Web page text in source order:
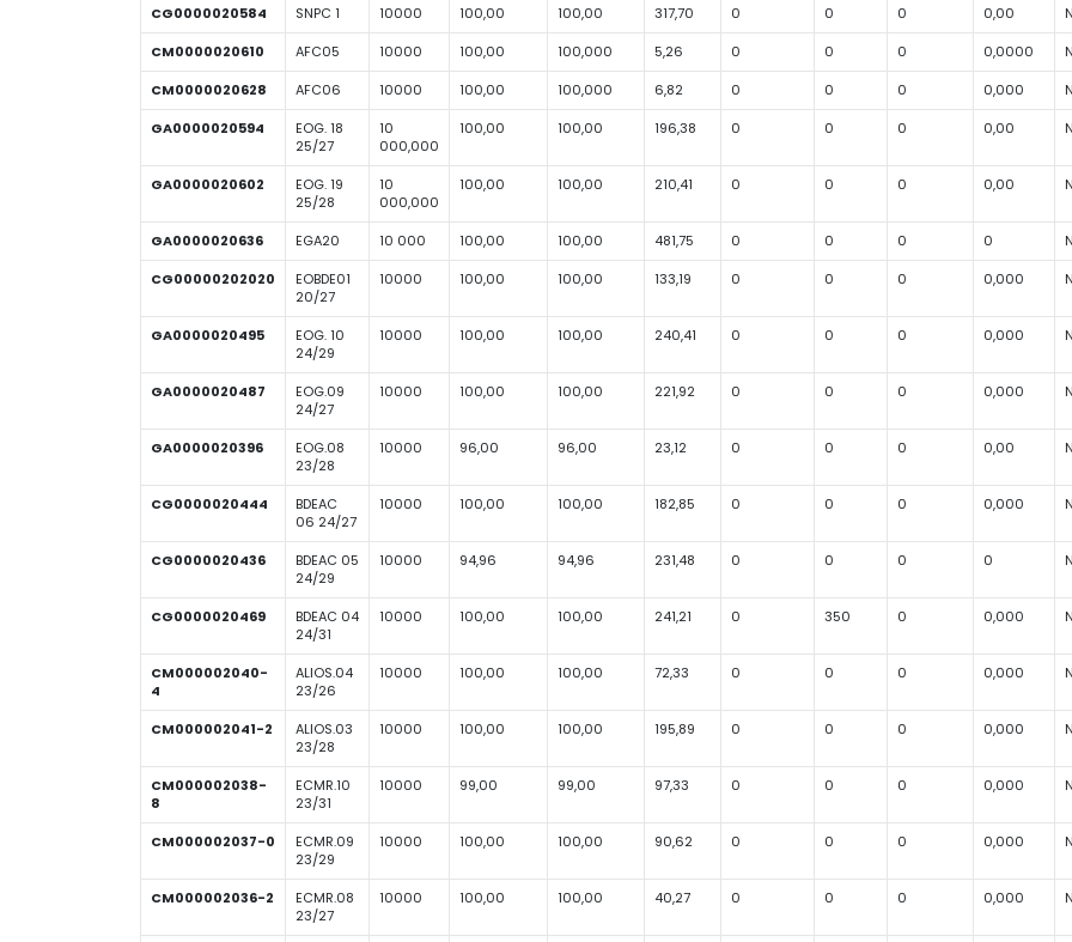
CG0000020584 SNPC 1 10000 100,00 100,00 317,70 0 0 0 0,00
CM0000020610
AFC05 10000 100,00 100,000 5,26 0 0 0 0,0000
CM0000020628
AFC06 10000 100,00 100,000 6,82 0 0 0 0,000
GA0000020594
EOG. 18
25/27
10
000,000
100,00 100,00 196,38 0 0 0 0,00
GA0000020602
EOG. 19
25/28
10
000,000
100,00 100,00 210,41 0 0 0 0,00
GA0000020636 EGA20 10 000 100,00 100,00 481,75 0 0 0 0
CG00000202020
EOBDE01
20/27
10000 100,00 100,00 133,19 0 0 0 0,000
GA0000020495
EOG. 10
24/29
10000 100,00 100,00 240,41 0 0 0 0,000
GA0000020487
EOG.09
24/27
10000 100,00 100,00 221,92 0 0 0 0,000
GA0000020396
EOG.08
23/28
10000 96,00 96,00 23,12 0 0 0 0,00
CG0000020444
BDEAC
06 24/27
10000 100,00 100,00 182,85 0 0 0 0,000
CG0000020436
BDEAC 05
24/29
10000 94,96 94,96 231,48 0 0 0 0
CG0000020469
BDEAC 04
24/31
10000 100,00 100,00 241,21 0 350 0 0,000
CM000002040-
4
ALIOS.04
23/26
10000 100,00 100,00 72,33 0 0 0 0,000
CM000002041-2
ALIOS.03
23/28
10000 100,00 100,00 195,89 0 0 0 0,000
CM000002038-
8
ECMR.10
23/31
10000 99,00 99,00 97,33 0 0 0 0,000
CM000002037-0
ECMR.09
23/29
10000 100,00 100,00 90,62 0 0 0 0,000
CM000002036-2
ECMR.08
23/27
10000 100,00 100,00 40,27 0 0 0 0,000